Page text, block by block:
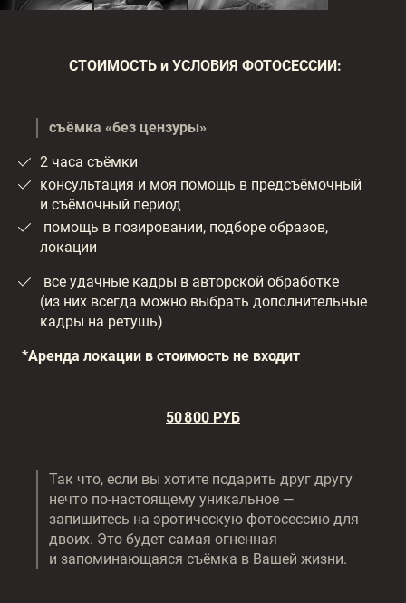
СТОИМОСТЬ и УСЛОВИЯ ФОТОСЕССИИ:
съёмка «без цензуры»
2 часа съёмки
консультация и моя помощь в предсъёмочный
и съёмочный период
помощь в позировании, подборе образов,
локации
все удачные кадры в авторской обработке
(из них всегда можно выбрать дополнительные
кадры на ретушь)
*Аренда локации в стоимость не входит
50 800 РУБ
Так что, если вы хотите подарить друг другу
нечто по-настоящему уникальное —
запишитесь на эротическую фотосессию для
двоих. Это будет самая огненная
и запоминающаяся съёмка в Вашей жизни.